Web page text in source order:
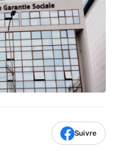
Suivre